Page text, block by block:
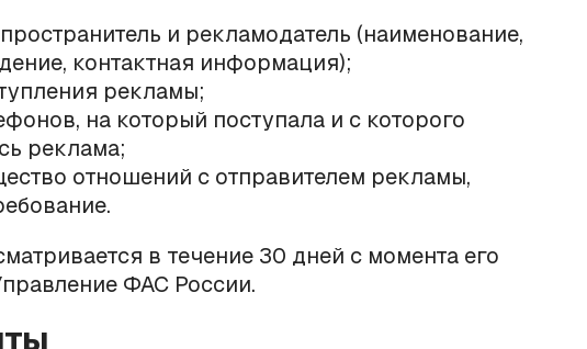
и рекламодатель (наименование,
контактная информация);
рекламы;
на который поступала и с которого
реклама;
отношений с отправителем рекламы,
в течение 30 дней с момента его
ФАС России.